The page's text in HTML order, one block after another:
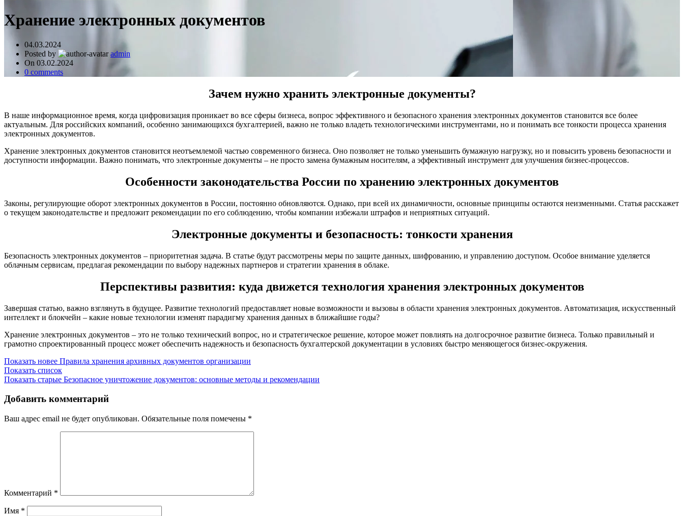
Хранение электронных документов
04.03.2024
Posted by
admin
On 03.02.2024
0 comments
Зачем нужно хранить электронные документы?
В наше информационное время, когда цифровизация проникает во все сферы бизнеса, вопрос эффективного и безопасного хранения электронных документов становится все более
актуальным. Для российских компаний, особенно занимающихся бухгалтерией, важно не только владеть технологическими инструментами, но и понимать все тонкости процесса хранения
электронных документов.
Хранение электронных документов становится неотъемлемой частью современного бизнеса. Оно позволяет не только уменьшить бумажную нагрузку, но и повысить уровень безопасности и
доступности информации. Важно понимать, что электронные документы – не просто замена бумажным носителям, а эффективный инструмент для улучшения бизнес-процессов.
Особенности законодательства России по хранению электронных документов
Законы, регулирующие оборот электронных документов в России, постоянно обновляются. Однако, при всей их динамичности, основные принципы остаются неизменными. Статья расскажет
о текущем законодательстве и предложит рекомендации по его соблюдению, чтобы компании избежали штрафов и неприятных ситуаций.
Электронные документы и безопасность: тонкости хранения
Безопасность электронных документов – приоритетная задача. В статье будут рассмотрены меры по защите данных, шифрованию, и управлению доступом. Особое внимание уделяется
облачным сервисам, предлагая рекомендации по выбору надежных партнеров и стратегии хранения в облаке.
Перспективы развития: куда движется технология хранения электронных документов
Завершая статью, важно взглянуть в будущее. Развитие технологий предоставляет новые возможности и вызовы в области хранения электронных документов. Автоматизация, искусственный
интеллект и блокчейн – какие новые технологии изменят парадигму хранения данных в ближайшие годы?
Хранение электронных документов – это не только технический вопрос, но и стратегическое решение, которое может повлиять на долгосрочное развитие бизнеса. Только правильный и
грамотно спроектированный процесс может обеспечить надежность и безопасность бухгалтерской документации в условиях быстро меняющегося бизнес-окружения.
Показать новее Правила хранения архивных документов организации
Показать список
Показать старые Безопасное уничтожение документов: основные методы и рекомендации
Добавить комментарий
Ваш адрес email не будет опубликован. Обязательные поля помечены *
Комментарий *
Имя *